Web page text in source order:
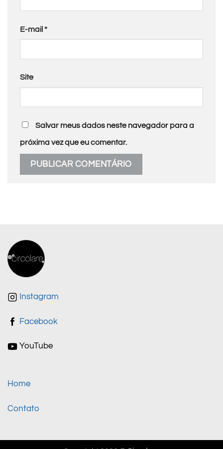
E-mail *
Site
Salvar meus dados neste navegador para a
próxima vez que eu comentar.
Instagram
Facebook
YouTube
Home
Contato